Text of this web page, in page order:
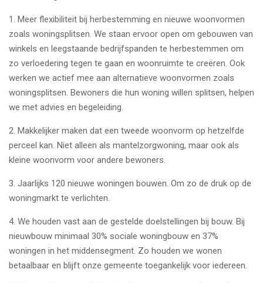
1. Meer flexibiliteit bij herbestemming en nieuwe woonvormen
zoals woningsplitsen. We staan ervoor open om gebouwen van
winkels en leegstaande bedrijfspanden te herbestemmen om
zo verloedering tegen te gaan en woonruimte te creëren. Ook
werken we actief mee aan alternatieve woonvormen zoals
woningsplitsen. Bewoners die hun woning willen splitsen, helpen
we met advies en begeleiding.
2. Makkelijker maken dat een tweede woonvorm op hetzelfde
perceel kan. Niet alleen als mantelzorgwoning, maar ook als
kleine woonvorm voor andere bewoners.
3. Jaarlijks 120 nieuwe woningen bouwen. Om zo de druk op de
woningmarkt te verlichten.
4. We houden vast aan de gestelde doelstellingen bij bouw. Bij
nieuwbouw minimaal 30% sociale woningbouw en 37%
woningen in het middensegment. Zo houden we wonen
betaalbaar en blijft onze gemeente toegankelijk voor iedereen.